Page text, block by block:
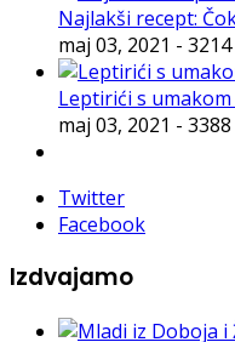
Najlakši recept:
maj 03, 2021 -
Leptirići s
maj 03, 2021 -
Twitter
Facebook
Izdvajamo